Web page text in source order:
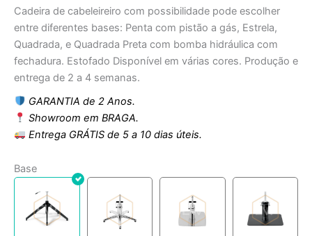
Cadeira de cabeleireiro com possibilidade pode escolher
entre diferentes bases: Penta com pistão a gás, Estrela,
Quadrada, e Quadrada Preta com bomba hidráulica com
fechadura. Estofado Disponível em várias cores. Produção e
entrega de 2 a 4 semanas.
GARANTIA de 2 Anos.
Showroom em BRAGA.
Entrega GRÁTIS de 5 a 10 dias úteis.
Base